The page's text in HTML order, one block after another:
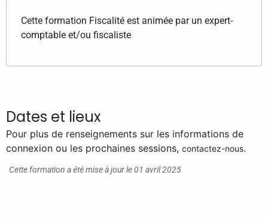
Cette formation Fiscalité est animée par un expert-
comptable et/ou fiscaliste
Dates et lieux
Pour plus de renseignements sur les informations de
connexion ou les prochaines sessions, contactez-nous.
Cette formation a été mise à jour le 01 avril 2025